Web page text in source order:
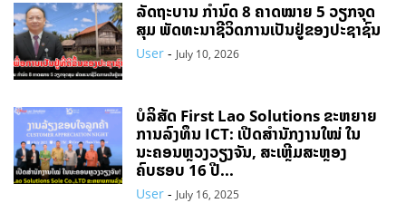
ລັດຖະບານ ກຳນົດ 8 ຄາດໝາຍ 5 ວຽກຈຸດ
ສຸມ ພັດທະນາຊີວິດການເປັນຢູ່ຂອງປະຊາຊົນ
User - July 10, 2026
ບໍລິສັດ First Lao Solutions ຂະຫຍາຍ
ການລົງທຶນ ICT: ເປີດສຳນັກງານໃໝ່ ໃນ
ນະຄອນຫຼວງວຽງຈັນ, ສະເຫຼີມສະຫຼອງ
ຄົບຮອບ 16 ປີ...
User - July 16, 2025